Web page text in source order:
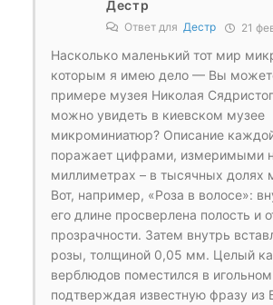
Дестр
Ответ для Дестр 21
Насколько маленький тот мир
которым я имею дело — Вы
примере музея Николая
можно увидеть в киевском музее
микроминиатюр? Описание
поражает цифрами, измеримыми
миллиметрах – в тысячных долях
Вот, например, «Роза в волосе»:
его длине просверлена полость и
прозрачности. Затем внутрь
розы, толщиной 0,05 мм. Целый
верблюдов поместился в
подтверждая известную фразу из